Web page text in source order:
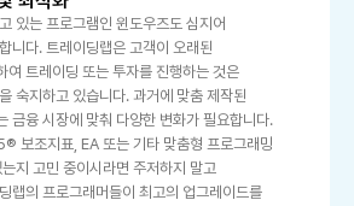
있는 프로그램인 윈도우즈도 심지어
니다. 트레이딩랩은 고객이 오래된
여 트레이딩 또는 투자를 진행하는 것은
숙지하고 있습니다. 과거에 맞춤 제작된
금융 시장에 맞춰 다양한 변화가 필요합니다.
보조지표, EA 또는 기타 맞춤형 프로그래밍
지 고민 중이시라면 주저하지 말고
랩의 프로그래머들이 최고의 업그레이드를